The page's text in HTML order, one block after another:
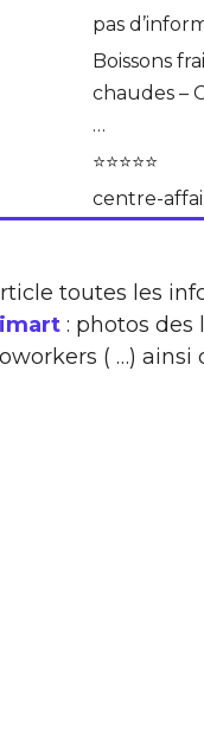
pas
Boissons
chaudes –
…
⭐⭐⭐⭐⭐
centre-
toutes les
: photos des
( …) ainsi